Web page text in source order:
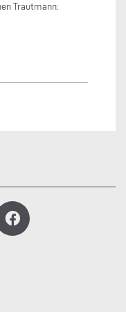
Trautmann: